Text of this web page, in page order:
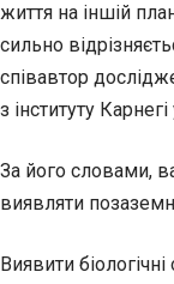
життя на іншій
сильно
співавтор
з інституту
За його словами,
виявляти
Виявити